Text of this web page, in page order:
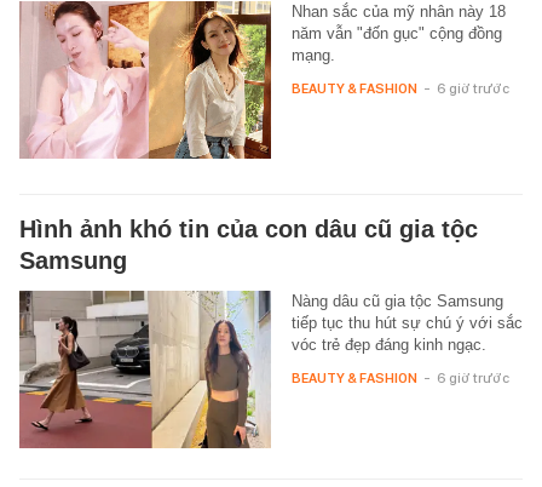
Nhan sắc của mỹ nhân này 18
năm vẫn "đốn gục" cộng đồng
mạng.
BEAUTY & FASHION - 6 giờ trước
Hình ảnh khó tin của con dâu cũ gia tộc
Samsung
Nàng dâu cũ gia tộc Samsung
tiếp tục thu hút sự chú ý với sắc
vóc trẻ đẹp đáng kinh ngạc.
BEAUTY & FASHION - 6 giờ trước